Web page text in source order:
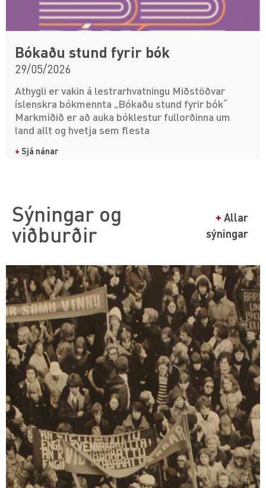
Bókaðu stund fyrir bók
29/05/2026
Athygli er vakin á lestrarhvatningu Miðstöðvar
íslenskra bókmennta „Bókaðu stund fyrir bók“
Markmiðið er að auka bóklestur fullorðinna um
land allt og hvetja sem flesta
+ Sjá nánar
Sýningar og
viðburðir
+ Allar
sýningar